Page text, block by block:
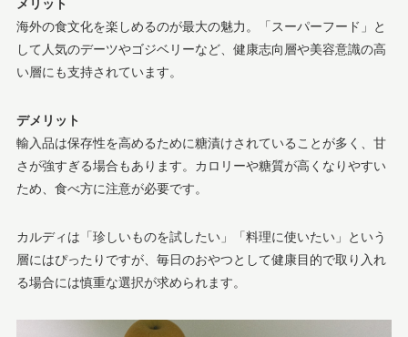
メリット
海外の食文化を楽しめるのが最大の魅力。「スーパーフード」と
して人気のデーツやゴジベリーなど、健康志向層や美容意識の高
い層にも支持されています。
デメリット
輸入品は保存性を高めるために糖漬けされていることが多く、甘
さが強すぎる場合もあります。カロリーや糖質が高くなりやすい
ため、食べ方に注意が必要です。
カルディは「珍しいものを試したい」「料理に使いたい」という
層にはぴったりですが、毎日のおやつとして健康目的で取り入れ
る場合には慎重な選択が求められます。